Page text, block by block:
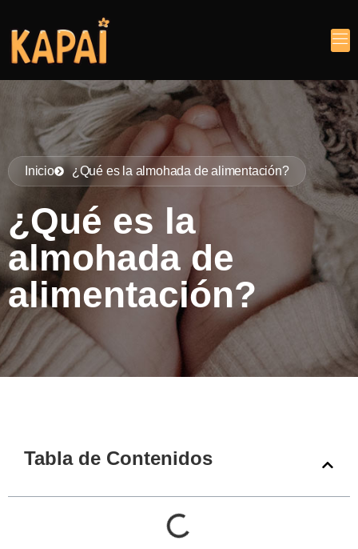
Inicio ¿Qué es la almohada de alimentación?
¿Qué es la
almohada de
alimentación?
Tabla de Contenidos